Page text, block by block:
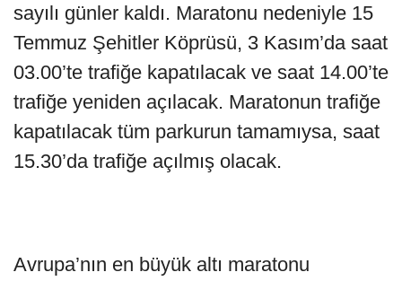
sayılı günler kaldı. Maratonu nedeniyle 15
Temmuz Şehitler Köprüsü, 3 Kasım’da saat
03.00’te trafiğe kapatılacak ve saat 14.00’te
trafiğe yeniden açılacak. Maratonun trafiğe
kapatılacak tüm parkurun tamamıysa, saat
15.30’da trafiğe açılmış olacak.
Avrupa’nın en büyük altı maratonu